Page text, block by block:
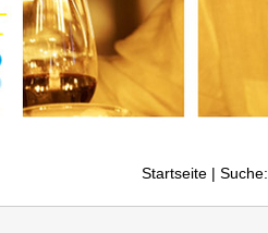
Startseite | Suche: